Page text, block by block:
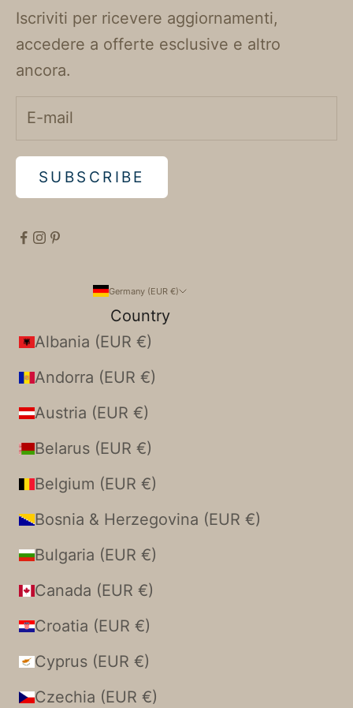
Iscriviti per ricevere aggiornamenti,
accedere a offerte esclusive e altro
ancora.
SUBSCRIBE
Germany (EUR €)
Country
Albania (EUR €)
Andorra (EUR €)
Austria (EUR €)
Belarus (EUR €)
Belgium (EUR €)
Bosnia & Herzegovina (EUR €)
Bulgaria (EUR €)
Canada (EUR €)
Croatia (EUR €)
Cyprus (EUR €)
Czechia (EUR €)